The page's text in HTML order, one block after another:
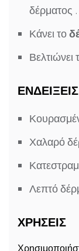
δέρματος .
Κάνει το
Βελτιώνει
ΕΝΔΕΙΞΕΙΣ
Χαλαρό
Λεπτό
ΧΡΗΣΕΙΣ